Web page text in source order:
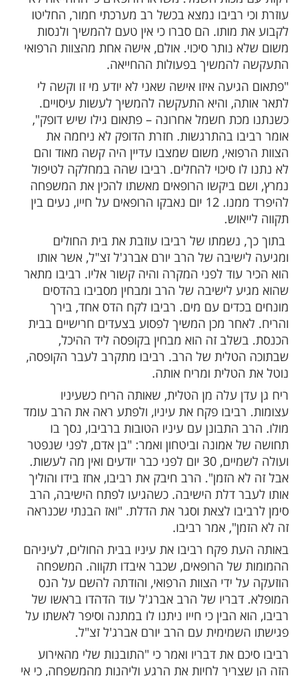
העליון. לפני כשנתיים רני רביבו לקה
שהיה בעבודתו. צוותים רפואיים של איחוד
הגיעו למקום ומצאו אותו שרוע בכניסה
ללא דופק וללא נשימה.
החל מיד בפעולות החייאה, אך כשראו כי
אינה מצליחה, הם הפעילו את מכשיר השוק
הדפיברילטור. רביבו הובהל לבית חולים
"קפלן" במצב אנוש. הרופאים ביצעו החייאה במשך כ-66
חשמל. משראו הרופאים כי ההחייאה לא
רביבו נמצא בכשל רב מערכתי חמור, החליטו
מותו. הם סברו כי אין טעם להמשיך ולנסות
נותר סיכוי. אולם, אישה אחת מהצוות הרפואי
בפעולות ההחייאה.
איזו אישה שאני לא יודע מי זו וקשה לי
והיא התעקשה להמשיך לעשות עיסויים.
חשמל אחרונה – פתאום גילו שיש דופק",
בהתרגשות. חזרת הדופק לא ניחמה את
משום שמצבו עדיין היה קשה מאוד והם
סיכוי להחלים. רביבו שהה במחלקה לטיפול
ביקשו הרופאים מאשתו להכין את המשפחה
להיפרד ממנו. 12 יום נאבקו הרופאים על חייו, נעים בין
של רביבו עוזבת את בית החולים
של הרב יורם אברג'ל זצ"ל, אשר אותו
לפני המקרה והיה קשור אליו. רביבו מתאר
לישיבה של הרב ומבחין מסביבו בהדסים
עם מים. רביבו לקח הדס אחד, בירך
מכן המשיך לפסוע בצעדים חרישיים בבית
זה הוא מבחין בקופסה ליד ההיכל,
של הרב. רביבו מתקרב לעבר הקופסה,
ומריח אותה.